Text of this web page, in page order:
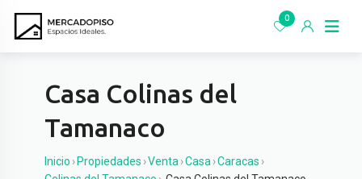
0
Casa Colinas del
Tamanaco
Inicio › Propiedades ›Venta ›Casa ›Caracas ›